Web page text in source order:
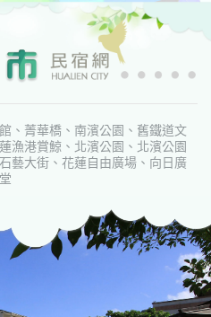
、菁華橋、南濱公園、舊鐵道文
漁港賞鯨、北濱公園、北濱公園
藝大街、花蓮自由廣場、向日廣